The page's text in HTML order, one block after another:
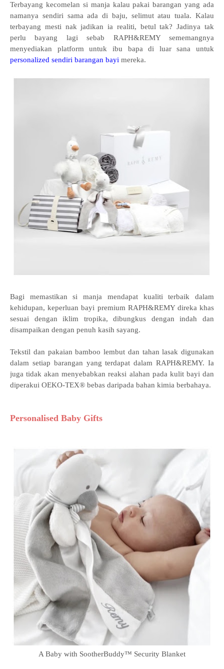
Terbayang kecomelan si manja kalau pakai barangan yang ada
namanya sendiri sama ada di baju, selimut atau tuala. Kalau
terbayang mesti nak jadikan ia realiti, betul tak? Jadinya tak
perlu bayang lagi sebab RAPH&REMY sememangnya
menyediakan platform untuk ibu bapa di luar sana untuk
personalized sendiri barangan bayi mereka.
Bagi memastikan si manja mendapat kualiti terbaik dalam
kehidupan, keperluan bayi premium RAPH&REMY direka khas
sesuai dengan iklim tropika, dibungkus dengan indah dan
disampaikan dengan penuh kasih sayang.
Tekstil dan pakaian bamboo lembut dan tahan lasak digunakan
dalam setiap barangan yang terdapat dalam RAPH&REMY. Ia
juga tidak akan menyebabkan reaksi alahan pada kulit bayi dan
diperakui OEKO-TEX® bebas daripada bahan kimia berbahaya.
Personalised Baby Gifts
A Baby with SootherBuddy™ Security Blanket